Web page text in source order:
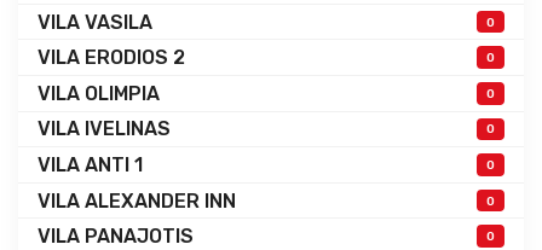
VILA VASILA 0
VILA ERODIOS 2 0
VILA OLIMPIA 0
VILA IVELINAS 0
VILA ANTI 1 0
VILA ALEXANDER INN 0
VILA PANAJOTIS 0